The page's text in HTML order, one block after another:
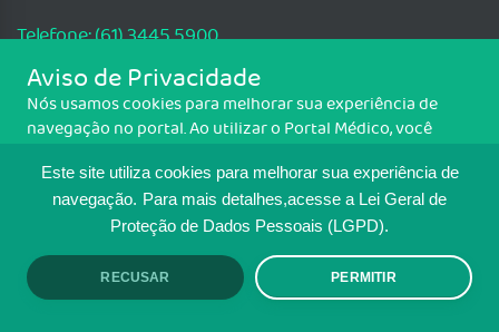
Este site utiliza cookies para melhorar sua experiência de
navegação. Para mais detalhes,acesse a Lei Geral de
Proteção de Dados Pessoais (LGPD).
RECUSAR PERMITIR
Telefone: (61) 3445 5900
Email: cfm@portalmedico.org.br
SGAS 616, Conjunto D, Lote 115, L2 Sul, Brasília/DF - CEP: 70200-760 -
CNPJ: 33.583.550/0001-30
MAPA DO SITE
TRANSPARÊNCIA E PRESTAÇÃO DE
CONTAS
Aviso de Privacidade
Nós usamos cookies para melhorar sua experiência de
navegação no portal. Ao utilizar o Portal Médico, você
Para ter mais informações sobre como isso é feito, acesse
Política de cookies. Se você concorda, clique em ACEITO.
ACEITO